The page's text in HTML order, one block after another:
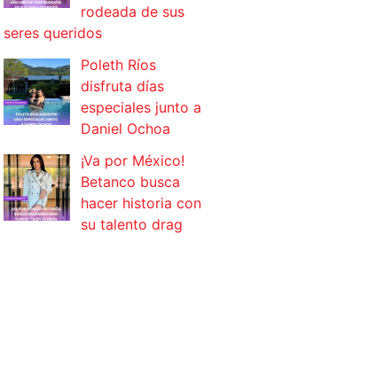
rodeada de sus
seres queridos
Poleth Ríos
disfruta días
especiales junto a
Daniel Ochoa
¡Va por México!
Betanco busca
hacer historia con
su talento drag